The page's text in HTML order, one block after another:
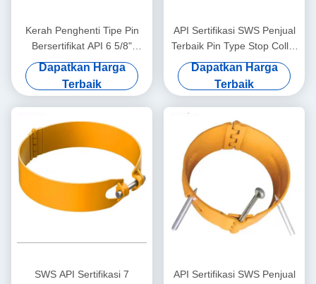
Kerah Penghenti Tipe Pin
Bersertifikat API 6 5/8"
7.32mm Terlaris SWS Baja
Karbon Tinggi Pembatas
Gerakan untuk Sentralisator
Casing
Dapatkan Harga
Terbaik
API Sertifikasi SWS Penjual
Terbaik Pin Type Stop Collar
5 1/2 "6.20mm1 Tahun
Garansi Oil & Gas Casing
Centralizer Tool
Dapatkan Harga
Terbaik
SWS API Sertifikasi 7
API Sertifikasi SWS Penjual